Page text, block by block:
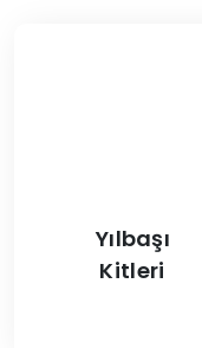
Yılbaşı
Kitleri